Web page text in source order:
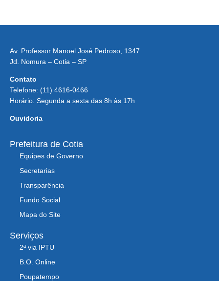
Av. Professor Manoel José Pedroso, 1347
Jd. Nomura – Cotia – SP
Contato
Telefone: (11) 4616-0466
Horário: Segunda a sexta das 8h às 17h
Ouvidoria
Prefeitura de Cotia
Equipes de Governo
Secretarias
Transparência
Fundo Social
Mapa do Site
Serviços
2ª via IPTU
B.O. Online
Poupatempo